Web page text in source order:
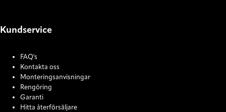
Kundservice
FAQ's
Kontakta oss
Monteringsanvisningar
Rengöring
Garanti
Hitta återförsäljare